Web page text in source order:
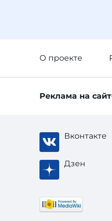
О проекте
Реклама на
Вконтакте
Дзен